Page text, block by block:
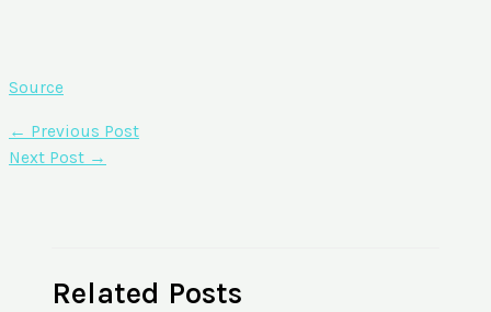
Source
← Previous Post
Next Post →
Related Posts